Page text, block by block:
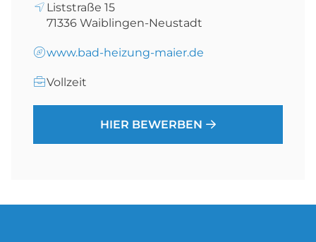
Liststraße 15
71336 Waiblingen-Neustadt
www.bad-heizung-maier.de
Vollzeit
HIER BEWERBEN